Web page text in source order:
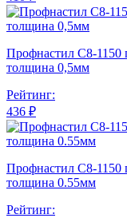
Профнастил С8-
толщина 0,5мм
Рейтинг:
436 ₽
Профнастил С8-
толщина 0.55мм
Рейтинг: